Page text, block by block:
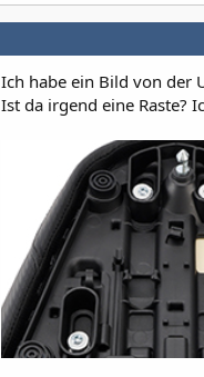
Ich habe ein Bild von der
Ist da irgend eine Raste?